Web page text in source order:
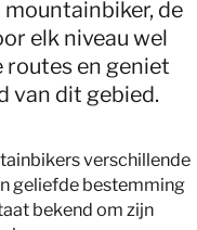
de
elk niveau wel
routes en geniet
van dit gebied.
verschillende
geliefde bestemming
bekend om zijn